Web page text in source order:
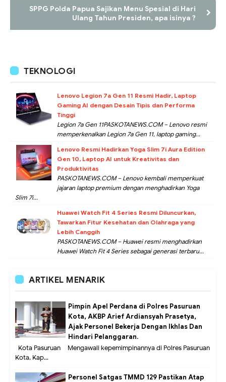
SPPG Polda Papua Sajikan Menu Spesial di Hari
Ulang Tahun Presiden, apa isinya ?
TEKNOLOGI
Lenovo Legion 7a Gen 11 Resmi Hadir, Laptop
Gaming AI dengan Desain Tipis dan Performa
Tinggi
Legion 7a Gen 11PASKOTANEWS.COM – Lenovo resmi
memperkenalkan Legion 7a Gen 11, laptop gaming...
Lenovo Resmi Hadirkan Yoga Slim 7i Aura Edition
Gen 10, Laptop AI untuk Kreativitas dan
Produktivitas
PASKOTANEWS.COM – Lenovo kembali memperkuat
jajaran laptop premium dengan menghadirkan Yoga
Slim 7i...
Huawei Watch Fit 4 Series Resmi Diluncurkan,
Tawarkan Fitur Kesehatan dan Olahraga yang
Lebih Canggih
PASKOTANEWS.COM – Huawei resmi menghadirkan
Huawei Watch Fit 4 Series sebagai generasi terbaru...
ARTIKEL MENARIK
Pimpin Apel Perdana di Polres Pasuruan
Kota, AKBP Arief Ardiansyah Prasetya,
Ajak Personel Bekerja Dengan Ikhlas Dan
Hindari Pelanggaran.
Kota Pasuruan – Mengawali kepemimpinannya di Polres Pasuruan
Kota, Kap...
Personel Satgas TMMD 129 Pastikan Atap